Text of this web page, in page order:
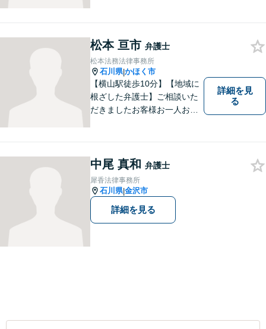
松本 亘市 弁護士
松本法務法律事務所
石川県|かほく市
【横山駅徒歩10分】【地域に
根ざした弁護士】ご相談いた
だきましたお客様お一人お一
など、幅広く対応可能。【夜
間／休日対応可能】どうぞお
気軽にご相談ください。
詳細を見
る
中尾 真和 弁護士
犀香法律事務所
石川県|金沢市
詳細を見る